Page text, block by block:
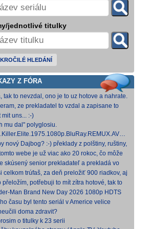
jednotlivé titulky
HLEDÁNÍ
Z FÓRA
tak to nevzdal, ono je to uz hotove a nahrate.
ze prekladatel to vzdal a zapisane to
mit uns... :-)
mu dal" polyglosiu.
[21,73 GB] Dnes na WS.
nový Dajbog? :-) překlady z polštiny, ruštiny,
francouzštiny, angličtiny (12-24 hod
webe je už viac ako 20 rokoc, čo môže
vyšší vek (pokojne aj nad 40, či 50).
skúsený senior prekladateľ a prekladá vo
pre Netflix, HBO a iné, nemal by to byť
celkom trúfaš, za deň preložiť 900 riadkov, aj
a nenáročných, plus úprava
přeložím, potřebuji to mít zítra hotové, tak to
rovnou hodim.
Man Brand New Day 2026 1080p HDTS
0 H 264-LMNTRY
času byl tento seriál v Americe velice
no je docela škoda, že nemá české
doma zdravit?
o titulky k 23 serii